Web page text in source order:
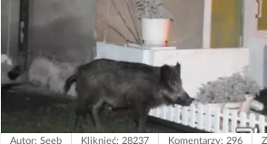
Autor: Seeb Kliknięć: 28237 Komentarzy: 296